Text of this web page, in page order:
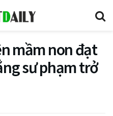
mầm non đạt
sư phạm trở